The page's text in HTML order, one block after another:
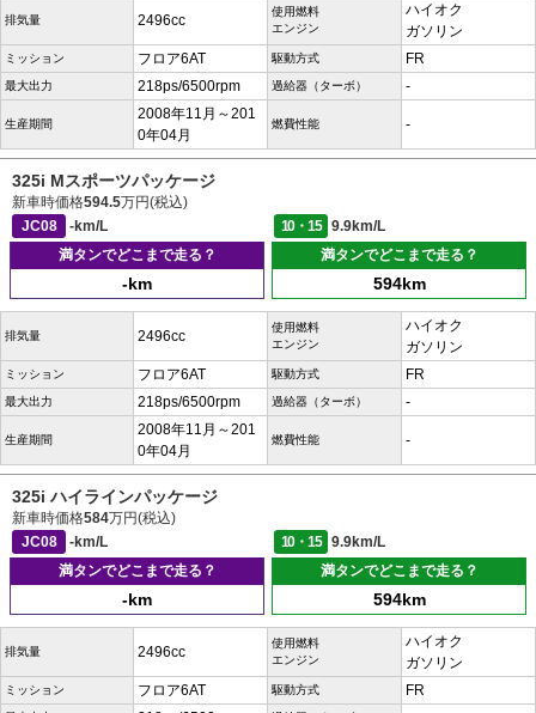
排気量 2496cc
使用燃料
エンジン
ハイオク
ガソリン
ミッション フロア6AT 駆動方式 FR
最大出力 218ps/6500rpm 過給器（ターボ） -
生産期間
2008年11月～201
0年04月
燃費性能 -
325i Mスポーツパッケージ
新車時価格594.5万円(税込)
JC08
-km/L 10・15
9.9km/L
満タンでどこまで走る？
-km
満タンでどこまで走る？
594km
排気量 2496cc
使用燃料
エンジン
ハイオク
ガソリン
ミッション フロア6AT 駆動方式 FR
最大出力 218ps/6500rpm 過給器（ターボ） -
生産期間
2008年11月～201
0年04月
燃費性能 -
325i ハイラインパッケージ
新車時価格584万円(税込)
JC08
-km/L 10・15
9.9km/L
満タンでどこまで走る？
-km
満タンでどこまで走る？
594km
排気量 2496cc
使用燃料
エンジン
ハイオク
ガソリン
ミッション フロア6AT 駆動方式 FR